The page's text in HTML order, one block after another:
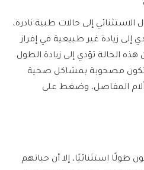
إلى حالات طبية نادرة،
إلى زيادة غير طبيعية في إفراز
الحالة تؤدي إلى زيادة الطول
تكون مصحوبة بمشاكل صحية
المفاصل، وضغط على
استثنائيًا، إلا أن حياتهم